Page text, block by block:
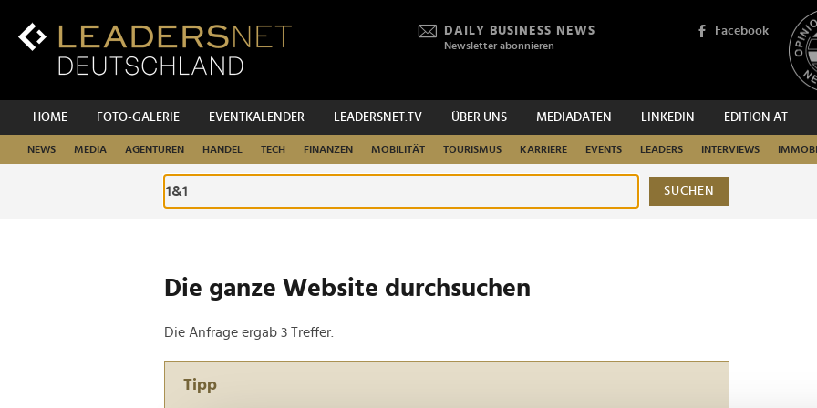
Inhalt
DAILY BUSINESS NEWS
Newsletter abonnieren
Facebook
HOME FOTO-GALERIE EVENTKALENDER LEADERSNET.TV ÜBER UNS MEDIADATEN LINKEDIN EDITION AT
NEWS MEDIA AGENTUREN HANDEL TECH FINANZEN MOBILITÄT TOURISMUS KARRIERE EVENTS LEADERS INTERVIEWS
SUCHEN
Die ganze Website durchsuchen
Die Anfrage ergab 3 Treffer.
Tipp